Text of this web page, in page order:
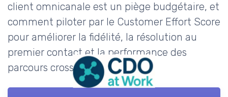
client omnicanale est un piège budgétaire, et
comment piloter par le Customer Effort Score
pour améliorer la fidélité, la résolution au
premier contact et la performance des
parcours cross canal.